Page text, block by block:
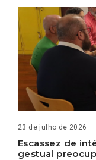
23 de julho de 2026
Escassez de
gestual